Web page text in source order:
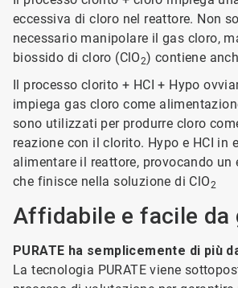
eccessiva di cloro nel reattore. Non
necessario manipolare il gas cloro,
biossido di cloro (ClO2) contiene
Il processo clorito + HCI + Hypo
impiega gas cloro come
sono utilizzati per produrre cloro
reazione con il clorito. Hypo e HCI in
alimentare il reattore, provocando un
che finisce nella soluzione di ClO2
Affidabile e facile da
PURATE ha semplicemente di più
La tecnologia PURATE viene